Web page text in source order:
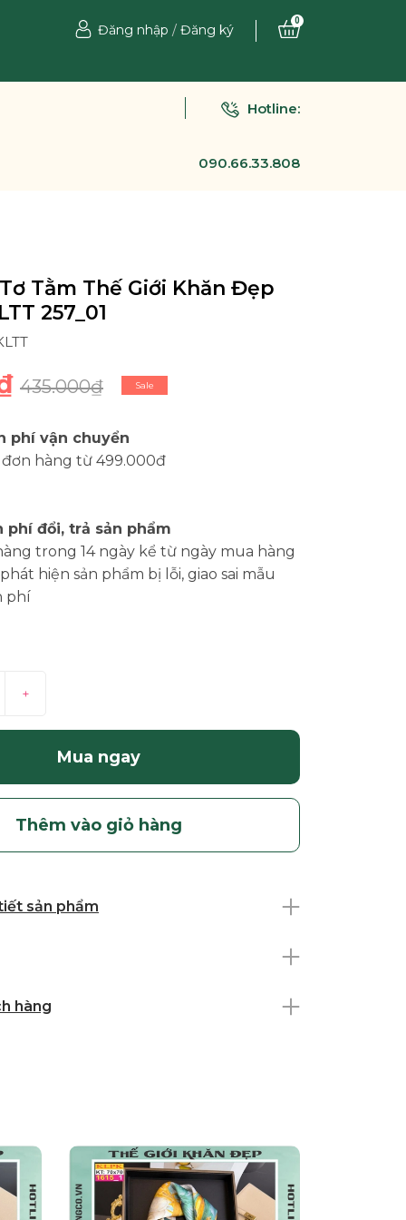
Đăng nhập / Đăng ký
0
Hotline:
090.66.33.808
Tằm Thế Giới Khăn Đẹp
257_01
435.000₫ Sale
phí vận chuyển
đơn hàng từ 499.000đ
phí đổi, trả sản phẩm
trong 14 ngày kể từ ngày mua hàng
hiện sản phẩm bị lỗi, giao sai mẫu
phí
+
Mua ngay
Thêm vào giỏ hàng
sản phẩm
hàng